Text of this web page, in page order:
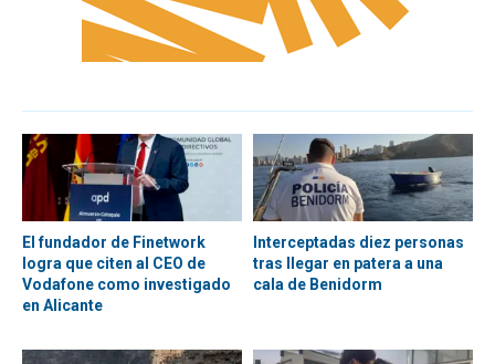
El fundador de Finetwork
logra que citen al CEO de
Vodafone como investigado
en Alicante
Interceptadas diez personas
tras llegar en patera a una
cala de Benidorm